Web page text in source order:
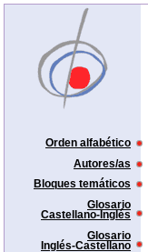
Orden alfabético
Autores/as
Bloques temáticos
Glosario
Castellano-Inglés
Glosario
Inglés-Castellano